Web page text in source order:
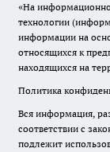
«На
технологии
информации на
относящихся к
находящихся на
Политика
Вся информация,
соответствии с
подлежит